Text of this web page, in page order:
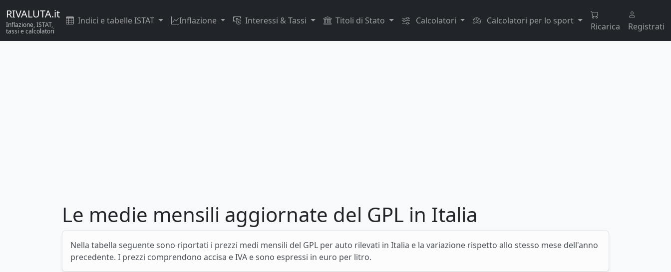
RIVALUTA.it
Inflazione, ISTAT,
tassi e calcolatori
Indici e tabelle ISTAT Inflazione Interessi & Tassi Titoli di Stato Calcolatori Calcolatori per lo sport
Ricarica Registrati
Le medie mensili aggiornate del GPL in Italia
Nella tabella seguente sono riportati i prezzi medi mensili del GPL per auto rilevati in Italia e la variazione rispetto allo stesso mese dell'anno
precedente. I prezzi comprendono accisa e IVA e sono espressi in euro per litro.